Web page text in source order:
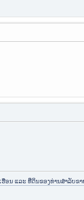
ຮືອນ ແລະ ທີ່ດິນຂອງທ່ານສຳລັບຂ